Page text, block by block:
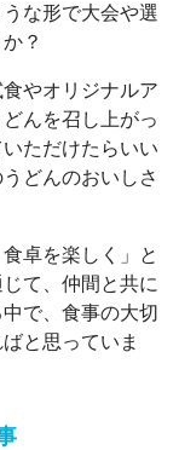
な形で大会や選
？
やオリジナルア
んを召し上がっ
ただけたらいい
どんのおいしさ
卓を楽しく」と
て、仲間と共に
で、食事の大切
と思っていま